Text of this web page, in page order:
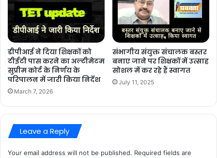
डीपीआई ने दिया शिक्षकों को
टीईटी पास करने का अल्टीमेटम
सुप्रीम कोर्ट के निर्णय के
परिपालन में जारी किया निर्देश
March 7, 2026
संभागीय संयुक्त संचालक बस्तर
बनाए जाने पर शिक्षकों में उत्साह
सोशल में कर रहे हैं स्वागत
July 11, 2025
Leave a Reply
Your email address will not be published. Required fields are